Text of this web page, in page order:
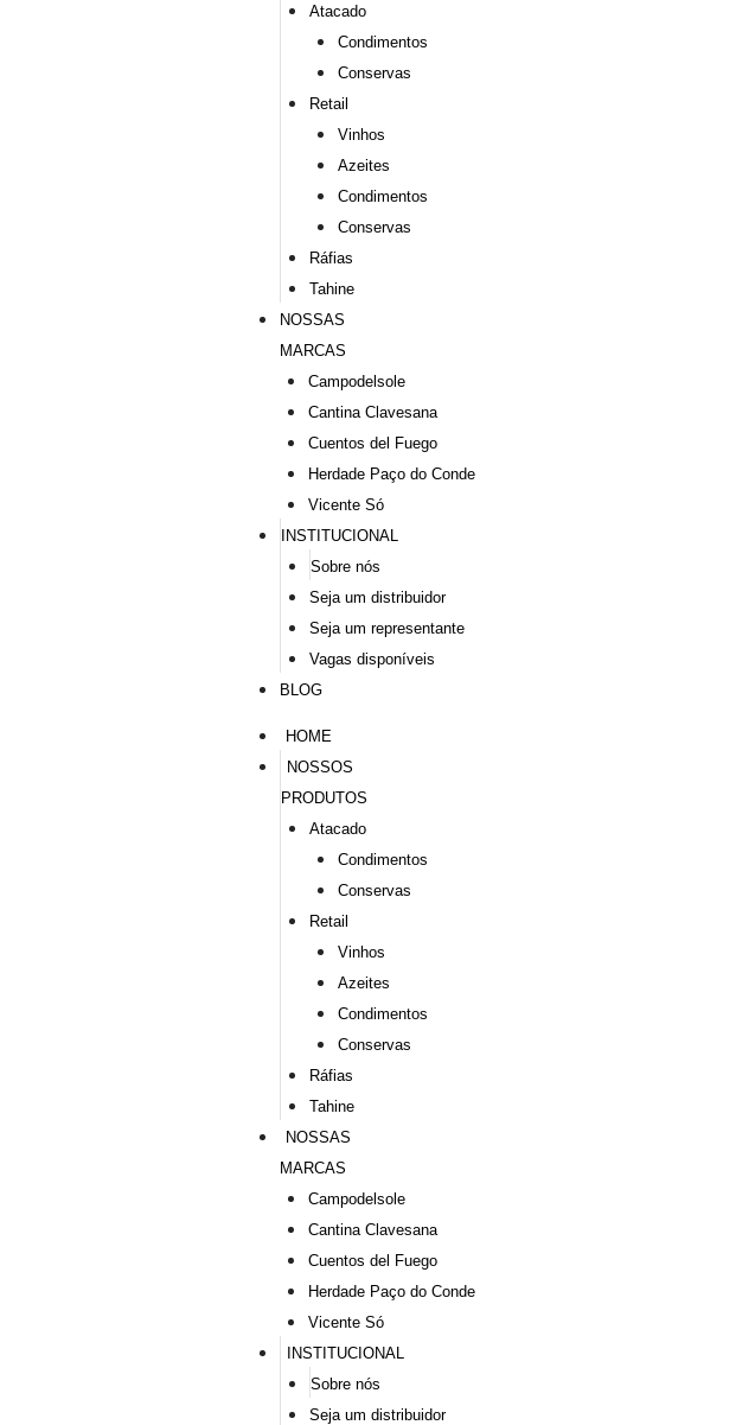
Atacado
Condimentos
Conservas
Retail
Vinhos
Azeites
Condimentos
Conservas
Ráfias
Tahine
NOSSAS
MARCAS
Campodelsole
Cantina Clavesana
Cuentos del Fuego
Herdade Paço do Conde
Vicente Só
INSTITUCIONAL
Sobre nós
Seja um distribuidor
Seja um representante
Vagas disponíveis
BLOG
HOME
NOSSOS
PRODUTOS
Atacado
Condimentos
Conservas
Retail
Vinhos
Azeites
Condimentos
Conservas
Ráfias
Tahine
NOSSAS
MARCAS
Campodelsole
Cantina Clavesana
Cuentos del Fuego
Herdade Paço do Conde
Vicente Só
INSTITUCIONAL
Sobre nós
Seja um distribuidor